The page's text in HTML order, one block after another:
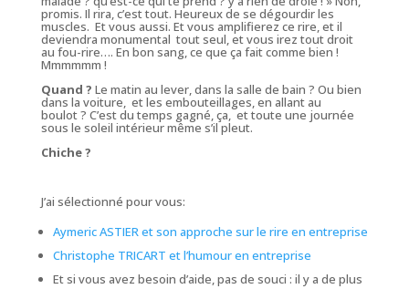
promis. Il rira, c’est tout. Heureux de se dégourdir les
muscles. Et vous aussi. Et vous amplifierez ce rire, et il
deviendra monumental tout seul, et vous irez tout droit
au fou-rire…. En bon sang, ce que ça fait comme bien !
Mmmmmm !
Quand ? Le matin au lever, dans la salle de bain ? Ou bien
dans la voiture, et les embouteillages, en allant au
boulot ? C’est du temps gagné, ça, et toute une journée
sous le soleil intérieur même s’il pleut.
Chiche ?
J’ai sélectionné pour vous:
Aymeric ASTIER et son approche sur le rire en entreprise
Christophe TRICART et l’humour en entreprise
Et si vous avez besoin d’aide, pas de souci : il y a de plus